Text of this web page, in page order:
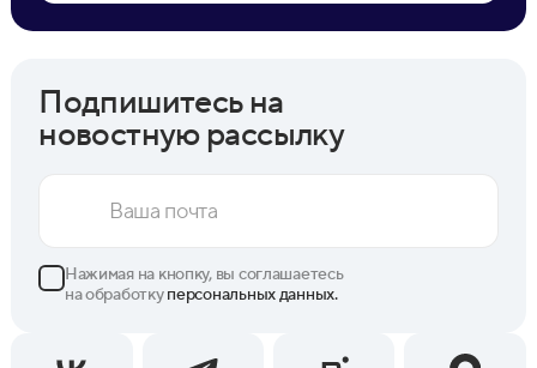
Подпишитесь на
новостную рассылку
Нажимая на кнопку, вы соглашаетесь
на обработкуперсональных данных.